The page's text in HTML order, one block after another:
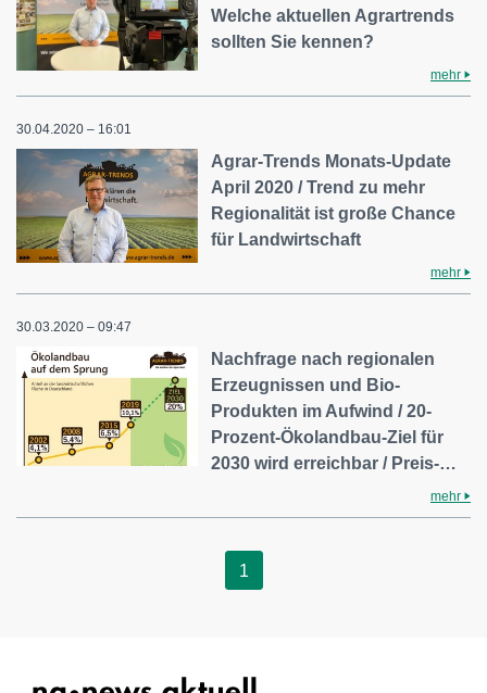
Welche aktuellen Agrartrends
sollten Sie kennen?
mehr
30.04.2020 – 16:01
Agrar-Trends Monats-Update
April 2020 / Trend zu mehr
Regionalität ist große Chance
für Landwirtschaft
mehr
30.03.2020 – 09:47
Nachfrage nach regionalen
Erzeugnissen und Bio-
Produkten im Aufwind / 20-
Prozent-Ökolandbau-Ziel für
2030 wird erreichbar / Preis-…
mehr
1